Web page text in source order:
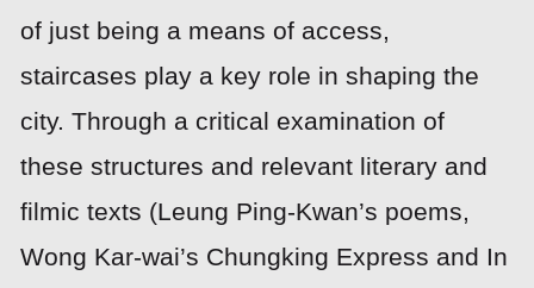
of just being a means of access,
staircases play a key role in shaping the
city. Through a critical examination of
these structures and relevant literary and
filmic texts (Leung Ping-Kwan’s poems,
Wong Kar-wai’s Chungking Express and In